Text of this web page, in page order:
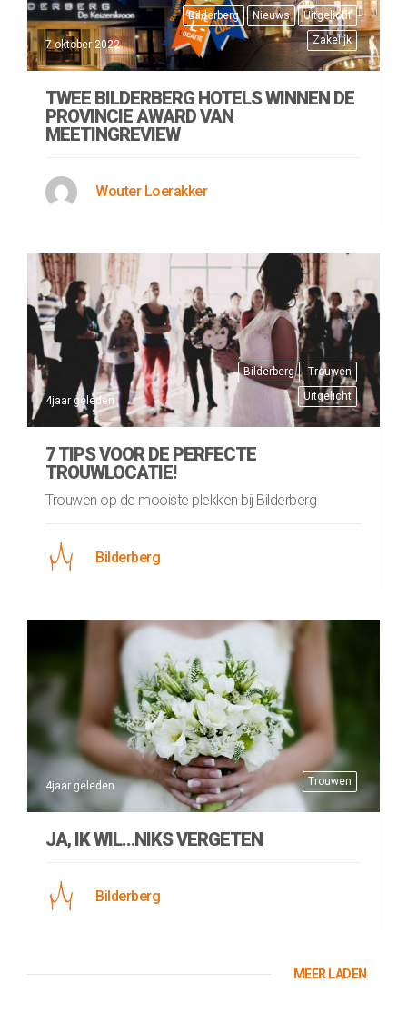
Bilderberg Nieuws
Uitgelicht
Zakelijk
7 oktober 2022
TWEE BILDERBERG HOTELS WINNEN DE
PROVINCIE AWARD VAN
MEETINGREVIEW
Wouter Loerakker
Bilderberg
Trouwen
Uitgelicht
4jaar geleden
7 TIPS VOOR DE PERFECTE
TROUWLOCATIE!
Trouwen op de mooiste plekken bij Bilderberg
Bilderberg
Trouwen
4jaar geleden
JA, IK WIL…NIKS VERGETEN
Bilderberg
MEER LADEN